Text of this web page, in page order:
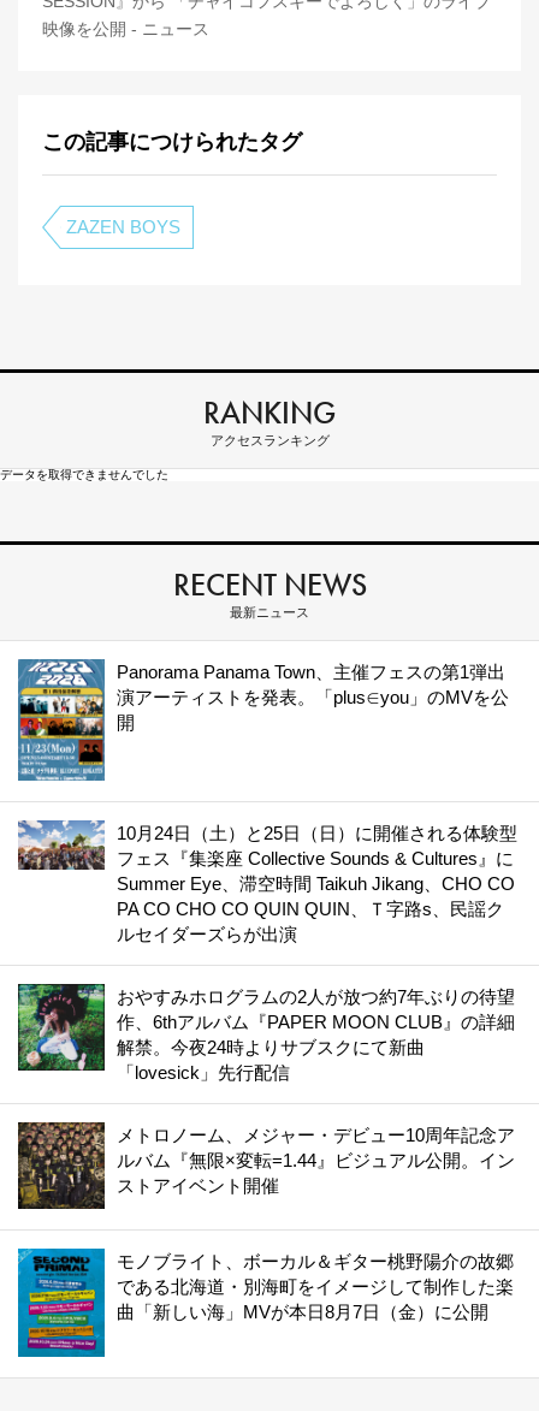
映像を公開 - ニュース
この記事につけられたタグ
ZAZEN BOYS
RANKING
アクセスランキング
データを取得できませんでした
RECENT NEWS
最新ニュース
Panorama Panama Town、主催フェスの第1弾出
演アーティストを発表。「plus∈you」のMVを公
開
10月24日（土）と25日（日）に開催される体験型
フェス『集楽座 Collective Sounds & Cultures』に
Summer Eye、滞空時間 Taikuh Jikang、CHO CO
PA CO CHO CO QUIN QUIN、Ｔ字路s、民謡ク
ルセイダーズらが出演
おやすみホログラムの2人が放つ約7年ぶりの待望
作、6thアルバム『PAPER MOON CLUB』の詳細
解禁。今夜24時よりサブスクにて新曲
「lovesick」先行配信
メトロノーム、メジャー・デビュー10周年記念ア
ルバム『無限×変転=1.44』ビジュアル公開。イン
ストアイベント開催
モノブライト、ボーカル＆ギター桃野陽介の故郷
である北海道・別海町をイメージして制作した楽
曲「新しい海」MVが本日8月7日（金）に公開